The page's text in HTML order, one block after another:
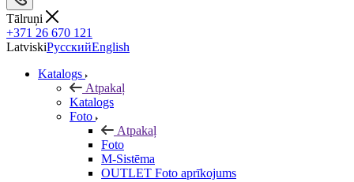
Tālruņi
+371 26 670 121
LatviskiРусскийEnglish
Katalogs
Atpakaļ
Katalogs
Foto
Atpakaļ
Foto
M-Sistēma
OUTLET Foto aprīkojums